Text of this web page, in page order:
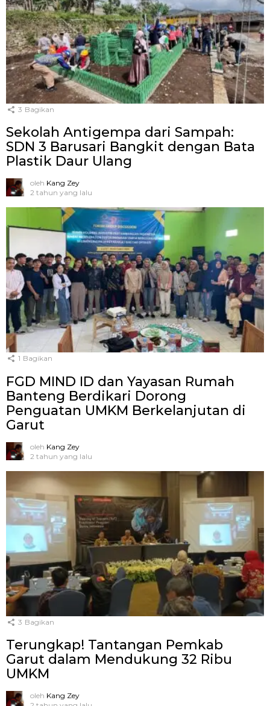
3 Bagikan
Sekolah Antigempa dari Sampah:
SDN 3 Barusari Bangkit dengan Bata
Plastik Daur Ulang
oleh Kang Zey
2 tahun yang lalu
1 Bagikan
FGD MIND ID dan Yayasan Rumah
Banteng Berdikari Dorong
Penguatan UMKM Berkelanjutan di
Garut
oleh Kang Zey
2 tahun yang lalu
3 Bagikan
Terungkap! Tantangan Pemkab
Garut dalam Mendukung 32 Ribu
UMKM
oleh Kang Zey